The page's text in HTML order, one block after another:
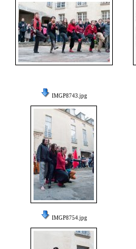
IMGP8743.jpg
IMGP8754.jpg